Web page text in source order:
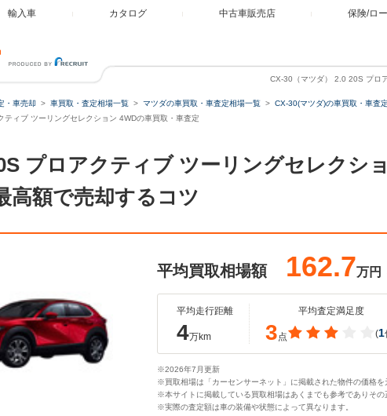
輸入車 カタログ 中古車販売店 保険/ロ
CX-30（マツダ） 2.0 20S プロ
・車売却 車買取・査定相場一覧 マツダの車買取・車査定相場一覧
CX-30(マツダ)の車買取・車査定
ィブ ツーリングセレクション 4WDの車買取・車査定
プロアクティブ ツーリングセレクシ
高額で売却するコツ
平均買取相場額 162.7万円
平均走行距離
4万km
平均査定満足度
3点 (1
※2026年7月更新
※買取相場は「カーセンサーネット」に掲載された物件の価格を
※本サイトに掲載している買取相場はあくまでも参考でありその
※実際の査定額は車の装備や状態によって異なります。